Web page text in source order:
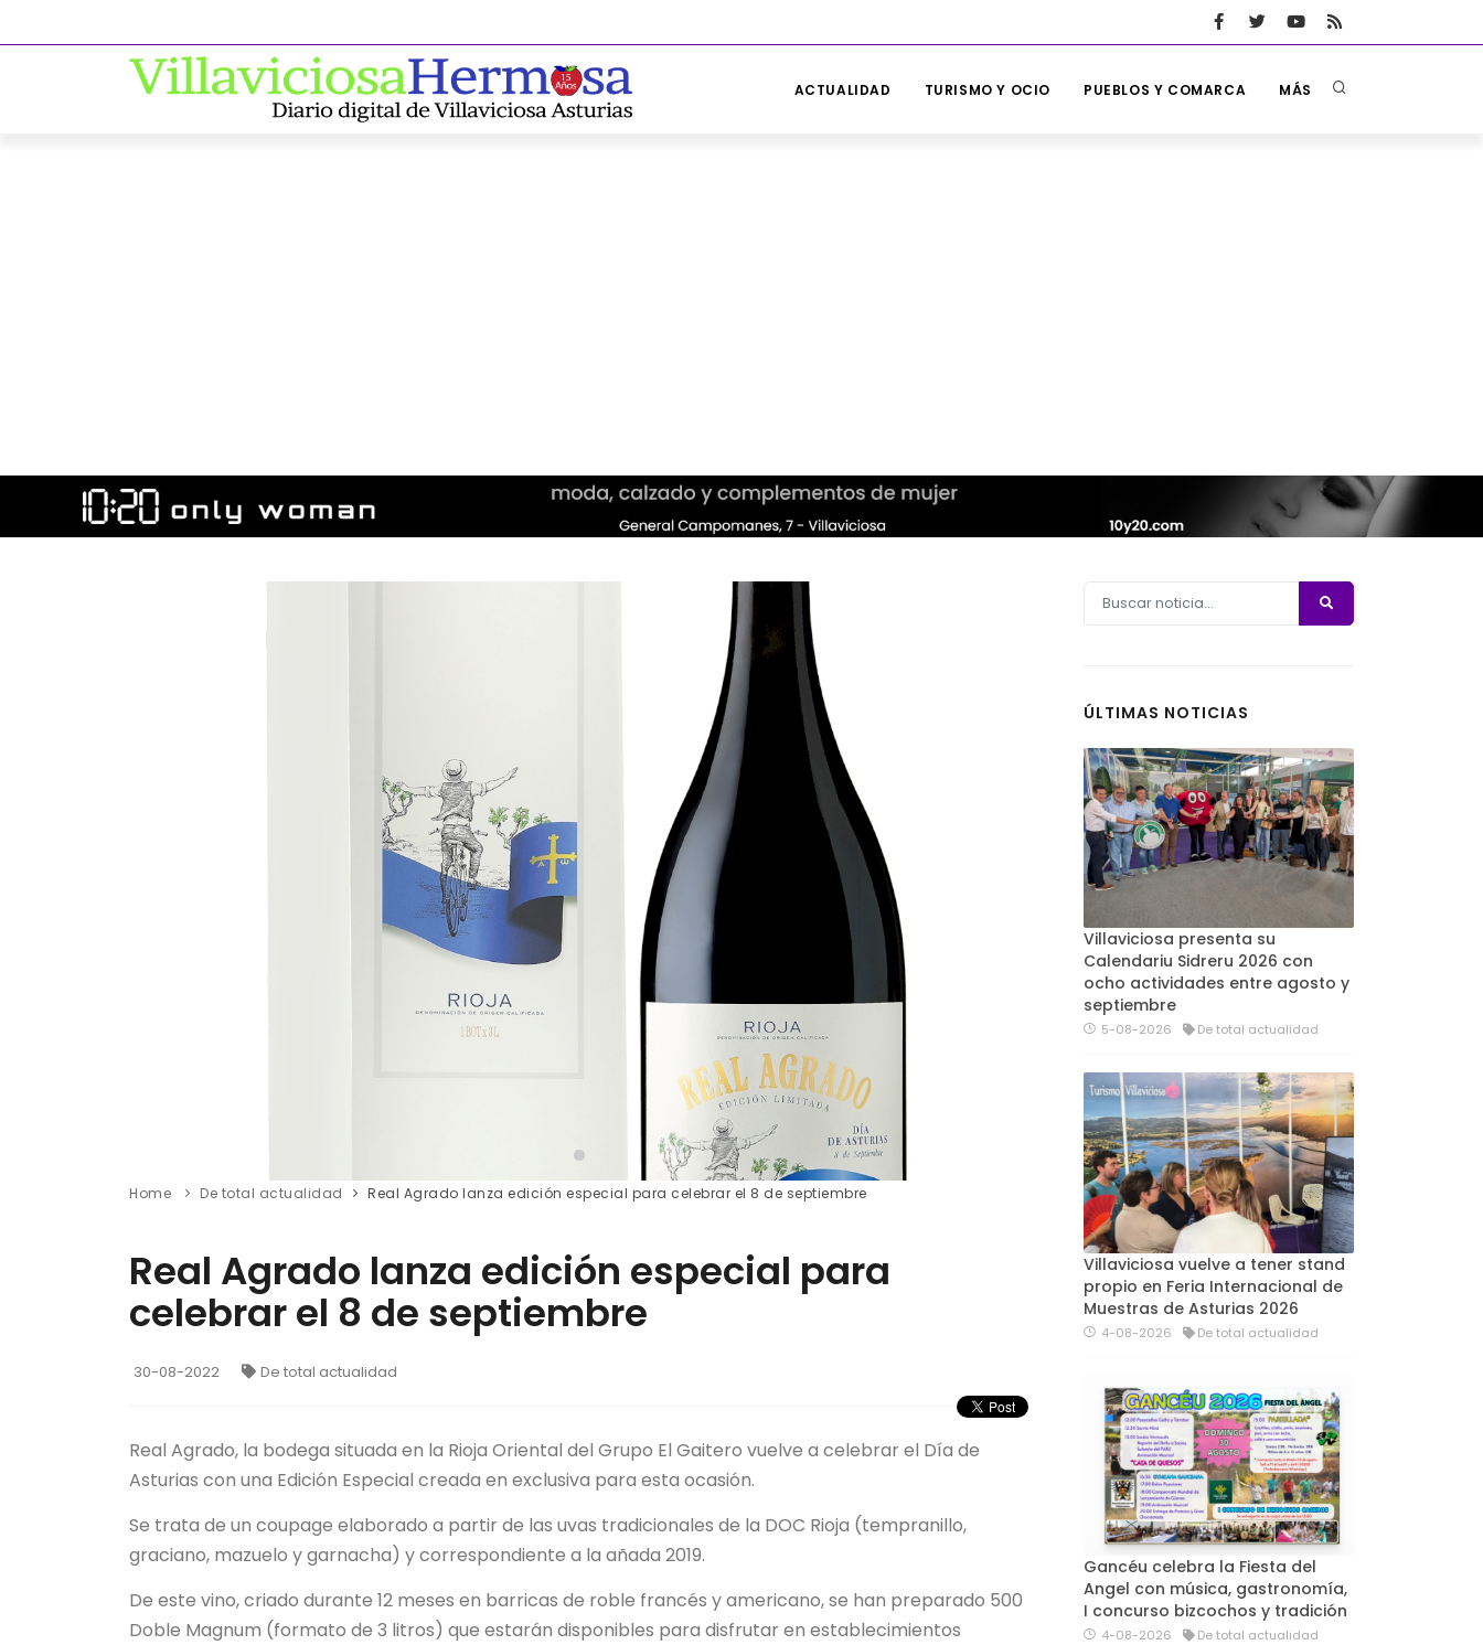
ACTUALIDAD TURISMO Y OCIO PUEBLOS Y COMARCA MÁS
Home De total actualidad Real Agrado lanza edición especial para celebrar el 8 de septiembre
Real Agrado lanza edición especial para
celebrar el 8 de septiembre
30-08-2022 De total actualidad
Real Agrado, la bodega situada en la Rioja Oriental del Grupo El Gaitero vuelve a celebrar el Día de
Asturias con una Edición Especial creada en exclusiva para esta ocasión.
Se trata de un coupage elaborado a partir de las uvas tradicionales de la DOC Rioja (tempranillo,
graciano, mazuelo y garnacha) y correspondiente a la añada 2019.
De este vino, criado durante 12 meses en barricas de roble francés y americano, se han preparado 500
Doble Magnum (formato de 3 litros) que estarán disponibles para disfrutar en establecimientos
ÚLTIMAS NOTICIAS
Villaviciosa presenta su
Calendariu Sidreru 2026 con
ocho actividades entre agosto y
septiembre
5-08-2026 De total actualidad
Villaviciosa vuelve a tener stand
propio en Feria Internacional de
Muestras de Asturias 2026
4-08-2026 De total actualidad
Gancéu celebra la Fiesta del
Angel con música, gastronomía,
I concurso bizcochos y tradición
4-08-2026 De total actualidad